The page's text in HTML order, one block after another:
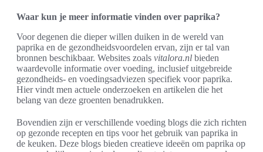
Waar kun je meer informatie vinden over paprika?
Voor degenen die dieper willen duiken in de wereld van
paprika en de gezondheidsvoordelen ervan, zijn er tal van
bronnen beschikbaar. Websites zoals vitalora.nl bieden
waardevolle informatie over voeding, inclusief uitgebreide
gezondheids- en voedingsadviezen specifiek voor paprika.
Hier vindt men actuele onderzoeken en artikelen die het
belang van deze groenten benadrukken.
Bovendien zijn er verschillende voeding blogs die zich richten
op gezonde recepten en tips voor het gebruik van paprika in
de keuken. Deze blogs bieden creatieve ideeën om paprika op